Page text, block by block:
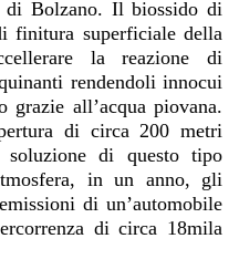
di Bolzano. Il biossido di
finitura superficiale della
la reazione di
rendendoli innocui
all’acqua piovana.
di circa 200 metri
soluzione di questo tipo
in un anno, gli
di un’automobile
di circa 18mila